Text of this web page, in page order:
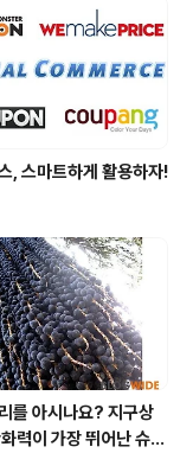
, 스마트하게 활용하자!
를 아시나요? 지구상
력이 가장 뛰어난 슈퍼